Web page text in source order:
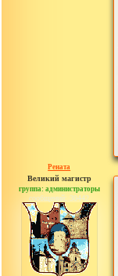
Рената
Великий магистр
группа: администраторы
сообщений: 30442